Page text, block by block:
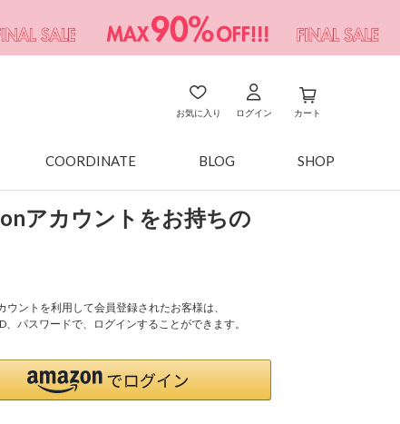
お気に入り ログイン カート
COORDINATE BLOG SHOP
アカウントをお持ちの
ウントを利用して会員登録されたお客様は、
、パスワードで、ログインすることができます。